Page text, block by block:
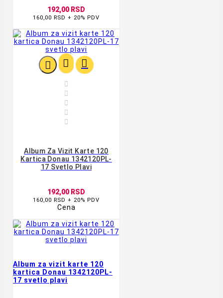
192,00 RSD
160,00 RSD + 20% PDV
  





Album Za Vizit Karte 120
Kartica Donau 1342120PL-
17 Svetlo Plavi
192,00 RSD
160,00 RSD + 20% PDV
Cena
Album za vizit karte 120
kartica Donau 1342120PL-
17 svetlo plavi